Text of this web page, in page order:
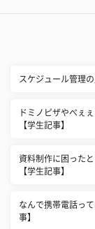
スケジュール管理
ドミノピザやべぇ
【学生記事】
資料制作に困った
【学生記事】
なんで携帯電話っ
事】